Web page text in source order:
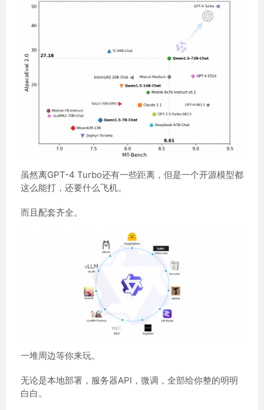
虽然离GPT-4 Turbo还有一些距离，但是一个开源模型都
这么能打，还要什么飞机。
而且配套齐全。
一堆周边等你来玩。
无论是本地部署，服务器API，微调，全部给你整的明明
白白。